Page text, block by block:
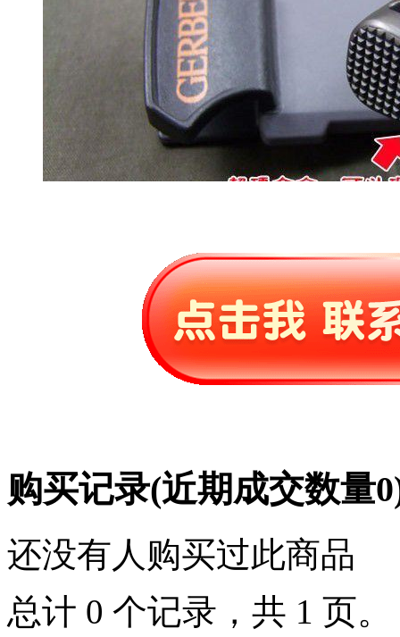
购买记录(近期成交数量0
还没有人购买过此商品
总计 0 个记录，共 1 页。